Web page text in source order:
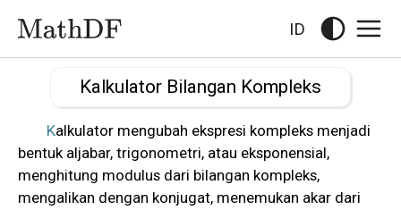
ID
Kalkulator Bilangan Kompleks
Kalkulator mengubah ekspresi kompleks menjadi
bentuk aljabar, trigonometri, atau eksponensial,
menghitung modulus dari bilangan kompleks,
mengalikan dengan konjugat, menemukan akar dari